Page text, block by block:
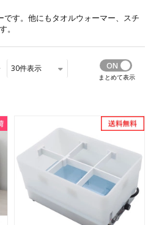
です。他にもタオルウォーマー、 スチ
。
30件表示
まとめて表示